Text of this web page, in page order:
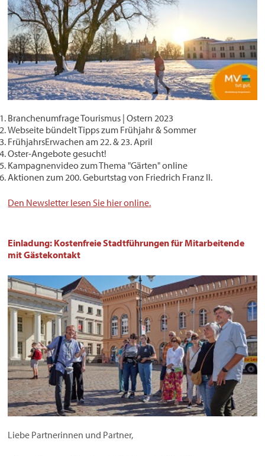
Branchenumfrage Tourismus | Ostern 2023
Webseite bündelt Tipps zum Frühjahr & Sommer
FrühjahrsErwachen am 22. & 23. April
Oster-Angebote gesucht!
Kampagnenvideo zum Thema "Gärten" online
Aktionen zum 200. Geburtstag von Friedrich Franz II.
Den Newsletter lesen Sie hier online.
Einladung: Kostenfreie Stadtführungen für Mitarbeitende
mit Gästekontakt
Liebe Partnerinnen und Partner,